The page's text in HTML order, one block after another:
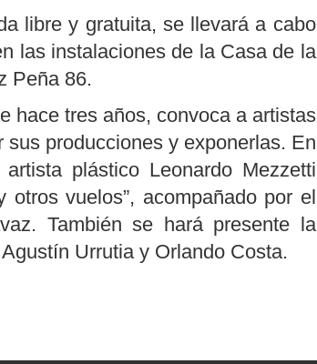
libre y gratuita, se llevará a cabo
las instalaciones de la Casa de la
Peña 86.
hace tres años, convoca a artistas
producciones y exponerlas. En
plástico Leonardo Mezzetti
vuelos”, acompañado por el
También se hará presente la
Urrutia y Orlando Costa.